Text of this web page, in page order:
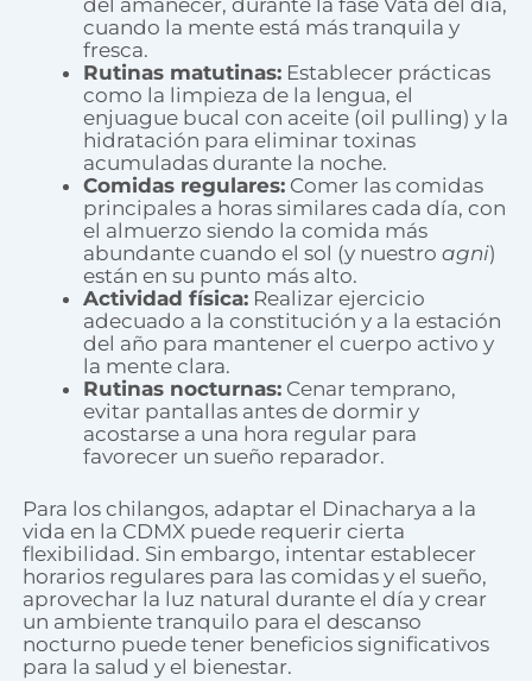
cuando la mente está más tranquila y
fresca.
Rutinas matutinas: Establecer prácticas
como la limpieza de la lengua, el
enjuague bucal con aceite (oil pulling) y la
hidratación para eliminar toxinas
acumuladas durante la noche.
Comidas regulares: Comer las comidas
principales a horas similares cada día, con
el almuerzo siendo la comida más
abundante cuando el sol (y nuestroagni)
están en su punto más alto.
Actividad física: Realizar ejercicio
adecuado a la constitución y a la estación
del año para mantener el cuerpo activo y
la mente clara.
Rutinas nocturnas: Cenar temprano,
evitar pantallas antes de dormir y
acostarse a una hora regular para
favorecer un sueño reparador.
Para los chilangos, adaptar el Dinacharya a la
vida en la CDMX puede requerir cierta
flexibilidad. Sin embargo, intentar establecer
horarios regulares para las comidas y el sueño,
aprovechar la luz natural durante el día y crear
un ambiente tranquilo para el descanso
nocturno puede tener beneficios significativos
para la salud y el bienestar.